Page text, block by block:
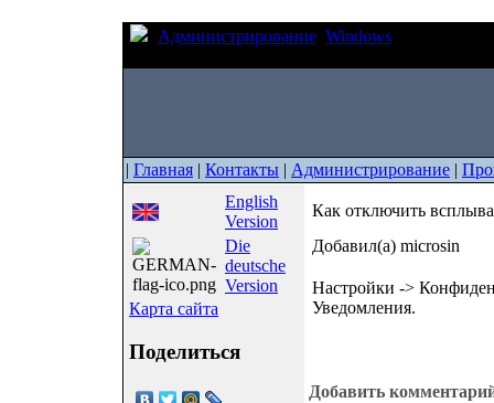
Администрирование Windows
| Главная | Контакты | Администрирование |
English
Version
Die
deutsche
Version
Карта сайта
Поделиться
Как отключить
Добавил(а) microsin
Настройки ->
Уведомления.
Добавить